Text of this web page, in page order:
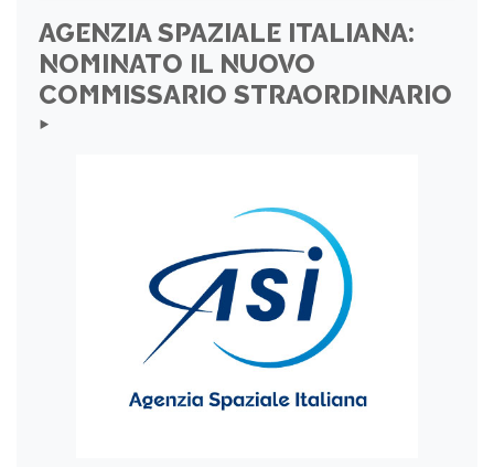
AGENZIA SPAZIALE ITALIANA:
NOMINATO IL NUOVO
COMMISSARIO STRAORDINARIO
‣